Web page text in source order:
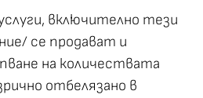
включително тези
се продават и
на количествата
отбелязано в